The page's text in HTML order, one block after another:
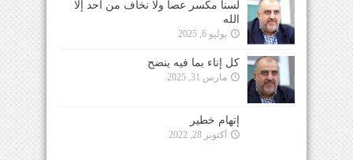
لسنا مكسر عصا ولا نخاف من احد إلا
الله
يوليو 6, 2025
كل إناء بما فيه ينضح
مارس 31, 2025
إتهام خطير
أكتوبر 28, 2022